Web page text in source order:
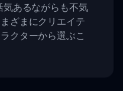
気あるながらも不気
ざまにクリエイテ
クターから選ぶこ